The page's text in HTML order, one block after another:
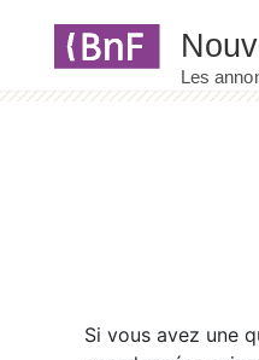
Si vous avez une